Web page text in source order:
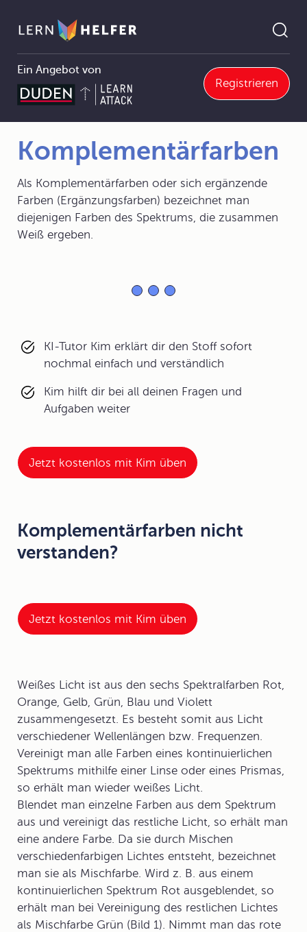
Ein Angebot von
Registrieren
Pfadnavigation
5 Optik Komplementärfarben
Komplementärfarben
Als Komplementärfarben oder sich ergänzende
Farben (Ergänzungsfarben) bezeichnet man
diejenigen Farben des Spektrums, die zusammen
Weiß ergeben.
KI-Tutor Kim erklärt dir den Stoff sofort
nochmal einfach und verständlich
Kim hilft dir bei all deinen Fragen und
Aufgaben weiter
Jetzt kostenlos mit Kim üben
Komplementärfarben nicht
verstanden?
Jetzt kostenlos mit Kim üben
Weißes Licht ist aus den sechs Spektralfarben Rot,
Orange, Gelb, Grün, Blau und Violett
zusammengesetzt. Es besteht somit aus Licht
verschiedener Wellenlängen bzw. Frequenzen.
Vereinigt man alle Farben eines kontinuierlichen
Spektrums mithilfe einer Linse oder eines Prismas,
so erhält man wieder weißes Licht.
Blendet man einzelne Farben aus dem Spektrum
aus und vereinigt das restliche Licht, so erhält man
eine andere Farbe. Da sie durch Mischen
verschiedenfarbigen Lichtes entsteht, bezeichnet
man sie als Mischfarbe. Wird z. B. aus einem
kontinuierlichen Spektrum Rot ausgeblendet, so
erhält man bei Vereinigung des restlichen Lichtes
als Mischfarbe Grün (Bild 1). Nimmt man das rote